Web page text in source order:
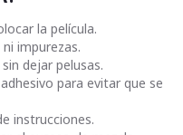
la película.
impurezas.
dejar pelusas.
para evitar que se
instrucciones.